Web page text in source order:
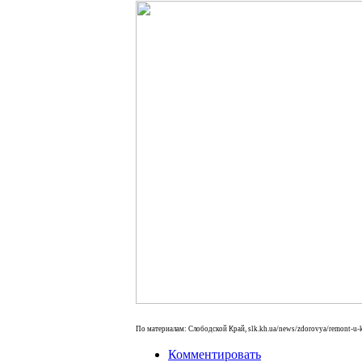
По материалам: Слободской Край, slk.kh.ua/news/zdorovya/
Комментировать